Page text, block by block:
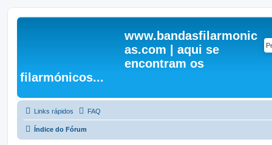
www.bandasfilarmonic
as.com | aqui se
encontram os
filarmónicos...
Links rápidos FAQ
Índice do Fórum